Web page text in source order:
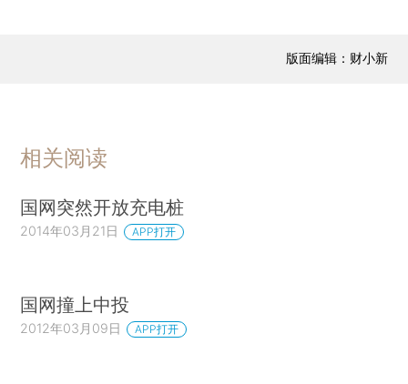
版面编辑：财小新
相关阅读
国网突然开放充电桩
2014年03月21日 APP打开
国网撞上中投
2012年03月09日 APP打开